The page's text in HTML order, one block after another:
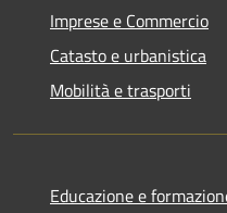
Imprese e Commercio
Catasto e urbanistica
Mobilità e trasporti
Educazione e